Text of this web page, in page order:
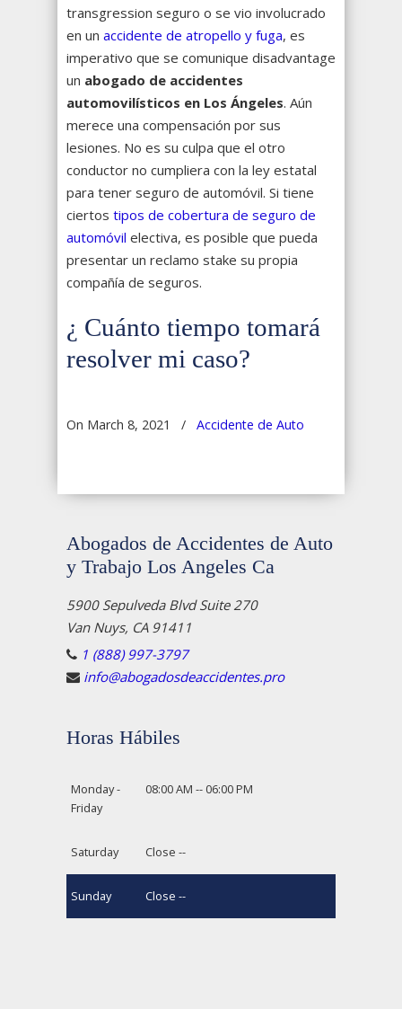
transgression seguro o se vio involucrado
en un accidente de atropello y fuga, es
imperativo que se comunique disadvantage
un abogado de accidentes
automovilísticos en Los Ángeles. Aún
merece una compensación por sus
lesiones. No es su culpa que el otro
conductor no cumpliera con la ley estatal
para tener seguro de automóvil. Si tiene
ciertos tipos de cobertura de seguro de
automóvil electiva, es posible que pueda
presentar un reclamo stake su propia
compañía de seguros.
¿ Cuánto tiempo tomará
resolver mi caso?
On March 8, 2021 / Accidente de Auto
Abogados de Accidentes de Auto
y Trabajo Los Angeles Ca
5900 Sepulveda Blvd Suite 270
Van Nuys, CA 91411
1 (888) 997-3797
info@abogadosdeaccidentes.pro
Horas Hábiles
Monday -
Friday
08:00 AM -- 06:00 PM
Saturday Close --
Sunday Close --